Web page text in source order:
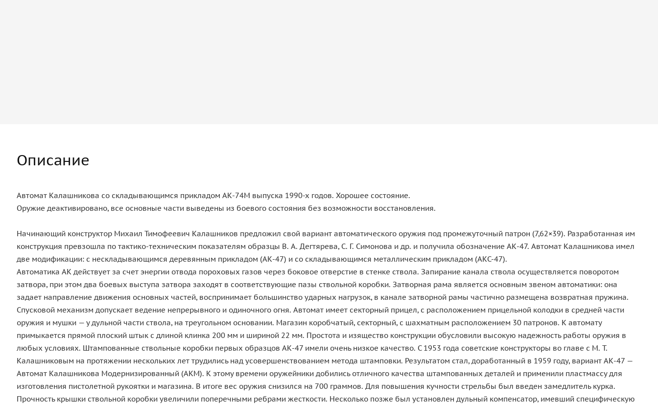
Описание
Автомат Калашникова со складывающимся прикладом АК-74М выпуска 1990-х годов. Хорошее состояние.
Оружие деактивировано, все основные части выведены из боевого состояния без возможности восстановления.
Начинающий конструктор Михаил Тимофеевич Калашников предложил свой вариант автоматического оружия под промежуточный патрон (7,62×39). Разработанная им
конструкция превзошла по тактико-техническим показателям образцы В. А. Дегтярева, С. Г. Симонова и др. и получила обозначение АК-47. Автомат Калашникова имел
две модификации: с нескладывающимся деревянным прикладом (АК-47) и со складывающимся металлическим прикладом (АКС-47).
Автоматика АК действует за счет энергии отвода пороховых газов через боковое отверстие в стенке ствола. Запирание канала ствола осуществляется поворотом
затвора, при этом два боевых выступа затвора заходят в соответствующие пазы ствольной коробки. Затворная рама является основным звеном автоматики: она
задает направление движения основных частей, воспринимает большинство ударных нагрузок, в канале затворной рамы частично размещена возвратная пружина.
Спусковой механизм допускает ведение непрерывного и одиночного огня. Автомат имеет секторный прицел, с расположением прицельной колодки в средней части
оружия и мушки — у дульной части ствола, на треугольном основании. Магазин коробчатый, секторный, с шахматным расположением 30 патронов. К автомату
примыкается прямой плоский штык с длиной клинка 200 мм и шириной 22 мм. Простота и изящество конструкции обусловили высокую надежность работы оружия в
любых условиях. Штампованные ствольные коробки первых образцов АК-47 имели очень низкое качество. С 1953 года советские конструкторы во главе с М. Т.
Калашниковым на протяжении нескольких лет трудились над усовершенствованием метода штамповки. Результатом стал, доработанный в 1959 году, вариант АК-47 —
Автомат Калашникова Модернизированный (АКМ). К этому времени оружейники добились отличного качества штампованных деталей и применили пластмассу для
изготовления пистолетной рукоятки и магазина. В итоге вес оружия снизился на 700 граммов. Для повышения кучности стрельбы был введен замедлитель курка.
Прочность крышки ствольной коробки увеличили поперечными ребрами жесткости. Несколько позже был установлен дульный компенсатор, имевший специфическую